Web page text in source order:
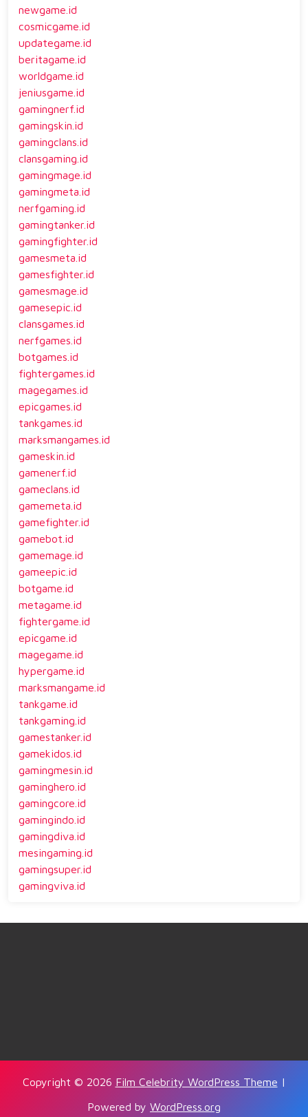
newgame.id
cosmicgame.id
updategame.id
beritagame.id
worldgame.id
jeniusgame.id
gamingnerf.id
gamingskin.id
gamingclans.id
clansgaming.id
gamingmage.id
gamingmeta.id
nerfgaming.id
gamingtanker.id
gamingfighter.id
gamesmeta.id
gamesfighter.id
gamesmage.id
gamesepic.id
clansgames.id
nerfgames.id
botgames.id
fightergames.id
magegames.id
epicgames.id
tankgames.id
marksmangames.id
gameskin.id
gamenerf.id
gameclans.id
gamemeta.id
gamefighter.id
gamebot.id
gamemage.id
gameepic.id
botgame.id
metagame.id
fightergame.id
epicgame.id
magegame.id
hypergame.id
marksmangame.id
tankgame.id
tankgaming.id
gamestanker.id
gamekidos.id
gamingmesin.id
gaminghero.id
gamingcore.id
gamingindo.id
gamingdiva.id
mesingaming.id
gamingsuper.id
gamingviva.id
Copyright © 2026 Film Celebrity WordPress Theme |
Powered by WordPress.org